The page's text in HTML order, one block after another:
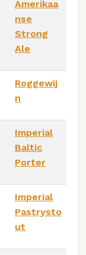
Amerikaa
nse
Strong
Ale
Roggewij
n
Imperial
Baltic
Porter
Imperial
Pastrysto
ut